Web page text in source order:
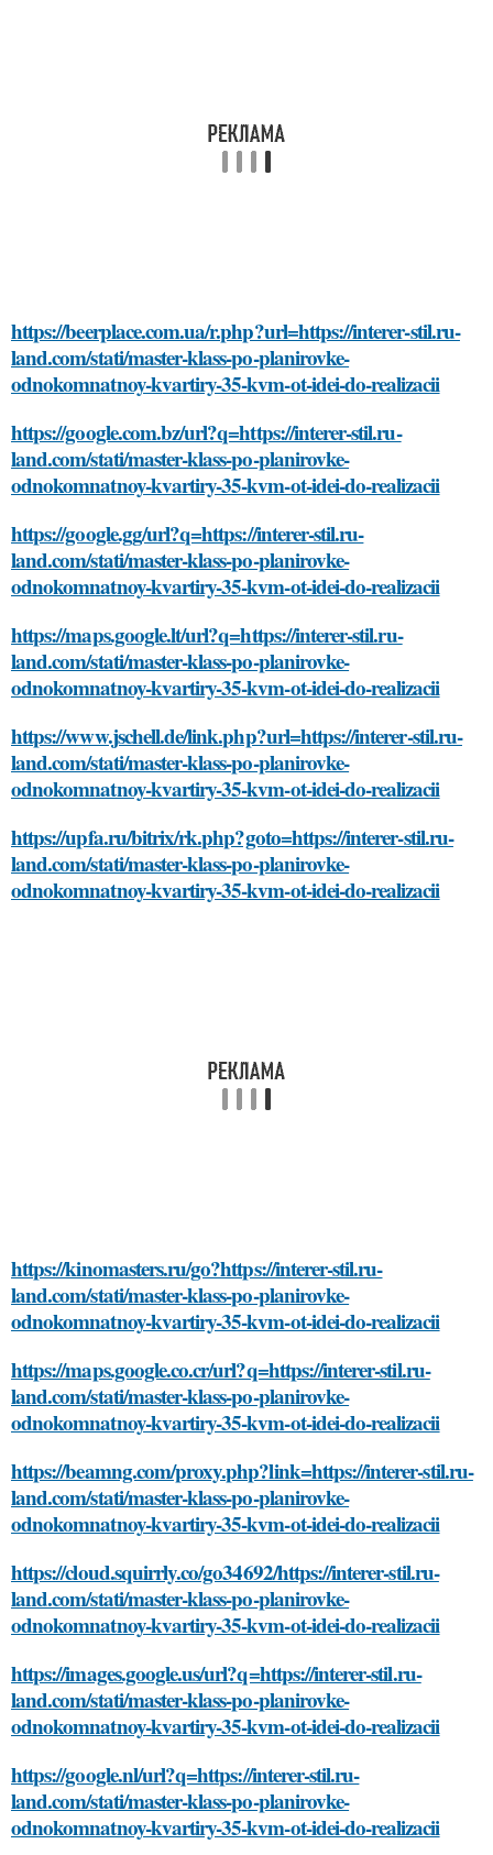
https://beerplace.com.ua/r.php?url=https://interer-stil.ru-
land.com/stati/master-klass-po-planirovke-
odnokomnatnoy-kvartiry-35-kvm-ot-idei-do-realizacii
https://google.com.bz/url?q=https://interer-stil.ru-
land.com/stati/master-klass-po-planirovke-
odnokomnatnoy-kvartiry-35-kvm-ot-idei-do-realizacii
https://google.gg/url?q=https://interer-stil.ru-
land.com/stati/master-klass-po-planirovke-
odnokomnatnoy-kvartiry-35-kvm-ot-idei-do-realizacii
https://maps.google.lt/url?q=https://interer-stil.ru-
land.com/stati/master-klass-po-planirovke-
odnokomnatnoy-kvartiry-35-kvm-ot-idei-do-realizacii
https://www.jschell.de/link.php?url=https://interer-stil.ru-
land.com/stati/master-klass-po-planirovke-
odnokomnatnoy-kvartiry-35-kvm-ot-idei-do-realizacii
https://upfa.ru/bitrix/rk.php?goto=https://interer-stil.ru-
land.com/stati/master-klass-po-planirovke-
odnokomnatnoy-kvartiry-35-kvm-ot-idei-do-realizacii
https://kinomasters.ru/go?https://interer-stil.ru-
land.com/stati/master-klass-po-planirovke-
odnokomnatnoy-kvartiry-35-kvm-ot-idei-do-realizacii
https://maps.google.co.cr/url?q=https://interer-stil.ru-
land.com/stati/master-klass-po-planirovke-
odnokomnatnoy-kvartiry-35-kvm-ot-idei-do-realizacii
https://beamng.com/proxy.php?link=https://interer-stil.ru-
land.com/stati/master-klass-po-planirovke-
odnokomnatnoy-kvartiry-35-kvm-ot-idei-do-realizacii
https://cloud.squirrly.co/go34692/https://interer-stil.ru-
land.com/stati/master-klass-po-planirovke-
odnokomnatnoy-kvartiry-35-kvm-ot-idei-do-realizacii
https://images.google.us/url?q=https://interer-stil.ru-
land.com/stati/master-klass-po-planirovke-
odnokomnatnoy-kvartiry-35-kvm-ot-idei-do-realizacii
https://google.nl/url?q=https://interer-stil.ru-
land.com/stati/master-klass-po-planirovke-
odnokomnatnoy-kvartiry-35-kvm-ot-idei-do-realizacii